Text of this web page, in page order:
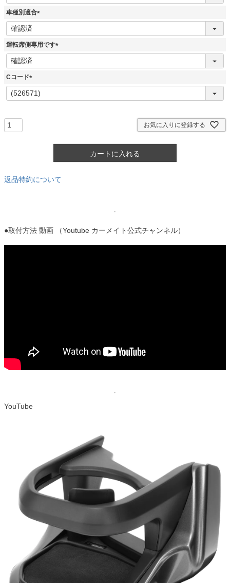
須
車種別適合
(
須
運転席側専用です
(
Cコード
(
必
お気に入りに登録する
カートに入れる
返品特約について
●取付方法 動画 （Youtube カーメイト公式チャンネル）
YouTube